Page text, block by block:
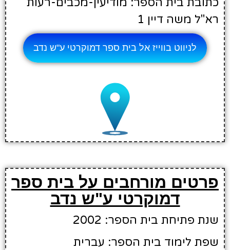
רא"ל משה דיין 1
לניווט בווייז אל בית ספר דמוקרטי ע"ש נדב
פרטים מורחבים על בית ספר
דמוקרטי ע"ש נדב
שנת פתיחת בית הספר: 2002
שפת לימוד בית הספר: עברית